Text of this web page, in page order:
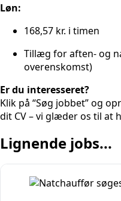
Løn:
168,57 kr. i timen
Tillæg for aften- og
overenskomst)
Er du interesseret?
Klik på “Søg jobbet” og
dit CV – vi glæder os til at
Lignende jobs...